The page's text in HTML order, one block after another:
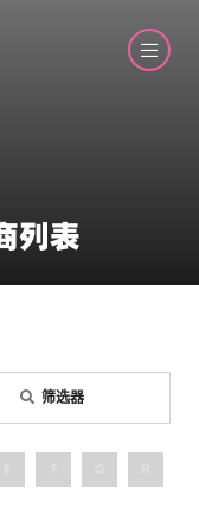
列表
筛选器